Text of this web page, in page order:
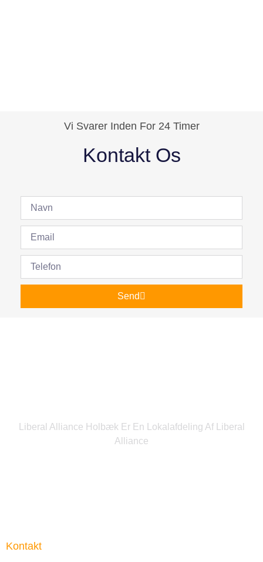
Vi Svarer Inden For 24 Timer
Kontakt Os
Send
Liberal Alliance Holbæk Er En Lokalafdeling Af Liberal
Alliance
Kontakt